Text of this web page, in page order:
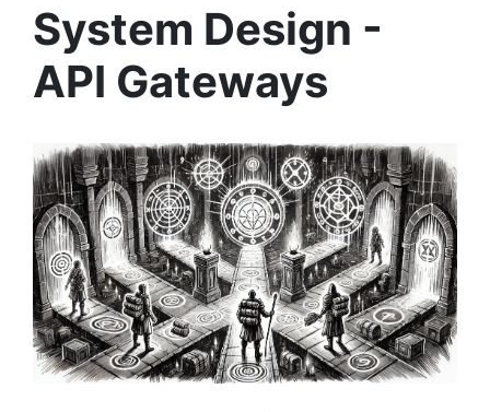
System Design -
API Gateways